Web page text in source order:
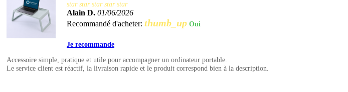
star star star star star
Alain D. 01/06/2026
Recommandé d'acheter: thumb_up Oui
Je recommande
Accessoire simple, pratique et utile pour accompagner un ordinateur portable.
Le service client est réactif, la livraison rapide et le produit correspond bien à la description.